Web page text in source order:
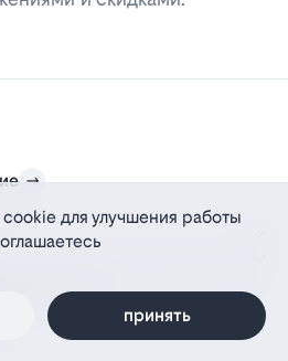
договора
для улучшения работы
принять